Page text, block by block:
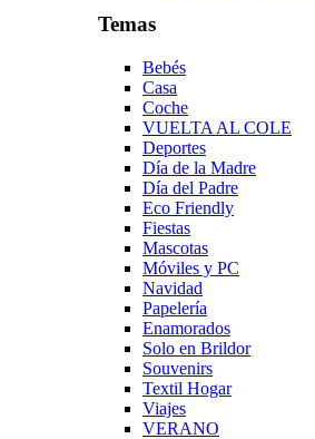
Temas
Bebés
Casa
Coche
VUELTA AL COLE
Deportes
Día de la Madre
Día del Padre
Eco Friendly
Fiestas
Mascotas
Móviles y PC
Navidad
Papelería
Enamorados
Solo en Brildor
Souvenirs
Textil Hogar
Viajes
VERANO